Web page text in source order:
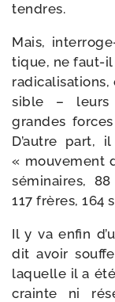
tendres.
Mais,
tique, ne faut-​
sible – leurs
grandes
D’autre part,
« mou­ve­ment
sémi­naires,
117 frères,
Il y va enfin
dit avoir
laquelle il a
crainte ni